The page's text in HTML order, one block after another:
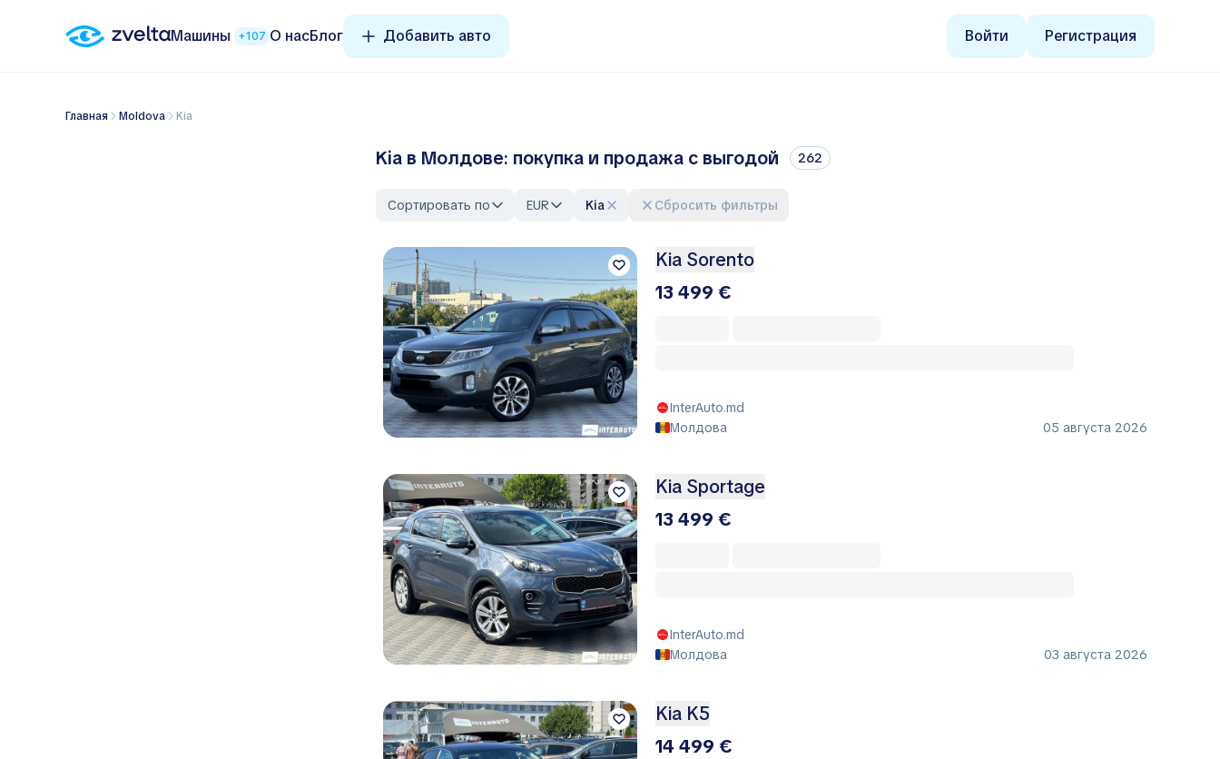
Машины +107 О насБлог Добавить авто Войти Регистрация
Главная Moldova Kia
Kia в Молдове: покупка и продажа с выгодой 262
Сортировать по EUR Kia Сбросить фильтры
Kia Sorento
13 499 €
InterAuto.md
Молдова
05 августа 2026
Kia Sportage
13 499 €
InterAuto.md
Молдова
03 августа 2026
Kia K5
14 499 €